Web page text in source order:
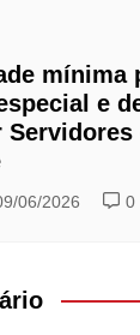
mínima
e
06/2026 0